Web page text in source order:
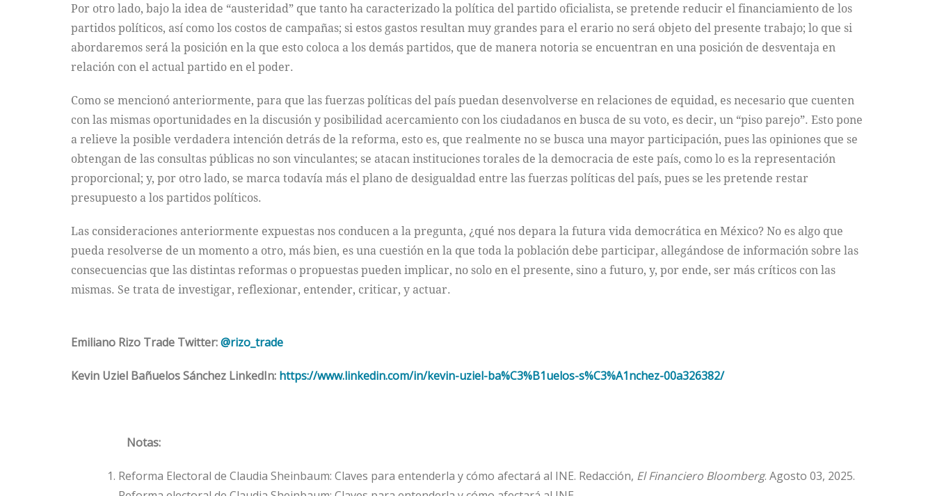
Por otro lado, bajo la idea de “austeridad” que tanto ha caracterizado la política del partido oficialista, se pretende reducir el financiamiento de los
partidos políticos, así como los costos de campañas; si estos gastos resultan muy grandes para el erario no será objeto del presente trabajo; lo que si
abordaremos será la posición en la que esto coloca a los demás partidos, que de manera notoria se encuentran en una posición de desventaja en
relación con el actual partido en el poder.
Como se mencionó anteriormente, para que las fuerzas políticas del país puedan desenvolverse en relaciones de equidad, es necesario que cuenten
con las mismas oportunidades en la discusión y posibilidad acercamiento con los ciudadanos en busca de su voto, es decir, un “piso parejo”. Esto pone
a relieve la posible verdadera intención detrás de la reforma, esto es, que realmente no se busca una mayor participación, pues las opiniones que se
obtengan de las consultas públicas no son vinculantes; se atacan instituciones torales de la democracia de este país, como lo es la representación
proporcional; y, por otro lado, se marca todavía más el plano de desigualdad entre las fuerzas políticas del país, pues se les pretende restar
presupuesto a los partidos políticos.
Las consideraciones anteriormente expuestas nos conducen a la pregunta, ¿qué nos depara la futura vida democrática en México? No es algo que
pueda resolverse de un momento a otro, más bien, es una cuestión en la que toda la población debe participar, allegándose de información sobre las
consecuencias que las distintas reformas o propuestas pueden implicar, no solo en el presente, sino a futuro, y, por ende, ser más críticos con las
mismas. Se trata de investigar, reflexionar, entender, criticar, y actuar.
Emiliano Rizo Trade Twitter:@rizo_trade
Kevin Uziel Bañuelos Sánchez LinkedIn: https://www.linkedin.com/in/kevin-uziel-ba%C3%B1uelos-s%C3%A1nchez-00a326382/
Notas:
Reforma Electoral de Claudia Sheinbaum: Claves para entenderla y cómo afectará al INE. Redacción, El Financiero Bloomberg. Agosto 03, 2025.